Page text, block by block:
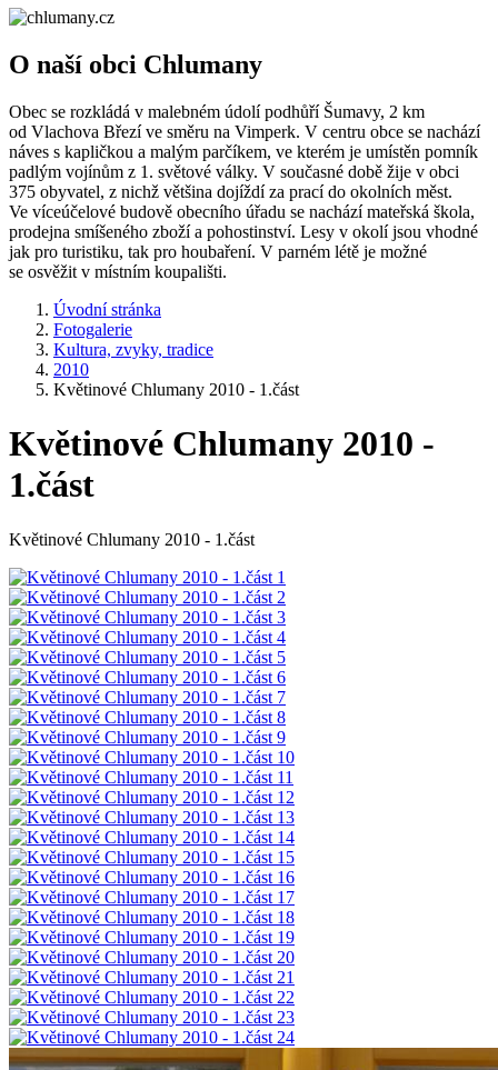
O naší obci Chlumany
Obec se rozkládá v malebném údolí podhůří Šumavy, 2 km
od Vlachova Březí ve směru na Vimperk. V centru obce se nachází
náves s kapličkou a malým parčíkem, ve kterém je umístěn pomník
padlým vojínům z 1. světové války. V současné době žije v obci
375 obyvatel, z nichž většina dojíždí za prací do okolních měst.
Ve víceúčelové budově obecního úřadu se nachází mateřská škola,
prodejna smíšeného zboží a pohostinství. Lesy v okolí jsou vhodné
jak pro turistiku, tak pro houbaření. V parném létě je možné
se osvěžit v místním koupališti.
Úvodní stránka
Fotogalerie
Kultura, zvyky, tradice
2010
Květinové Chlumany 2010 - 1.část
Květinové Chlumany 2010 -
1.část
Květinové Chlumany 2010 - 1.část